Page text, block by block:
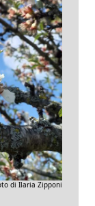
di Ilaria Zipponi